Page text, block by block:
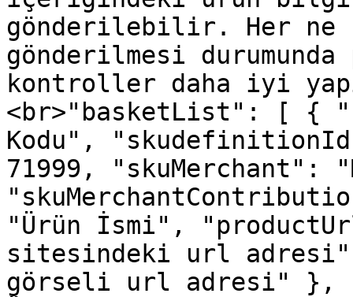
gönderilebilir. Her ne
gönderilmesi
kontroller daha iyi
<br>"basketList": [ {
Kodu",
71999, "skuMerchant":
"Ürün İsmi",
sitesindeki url adresi",
görseli url adresi" }, {